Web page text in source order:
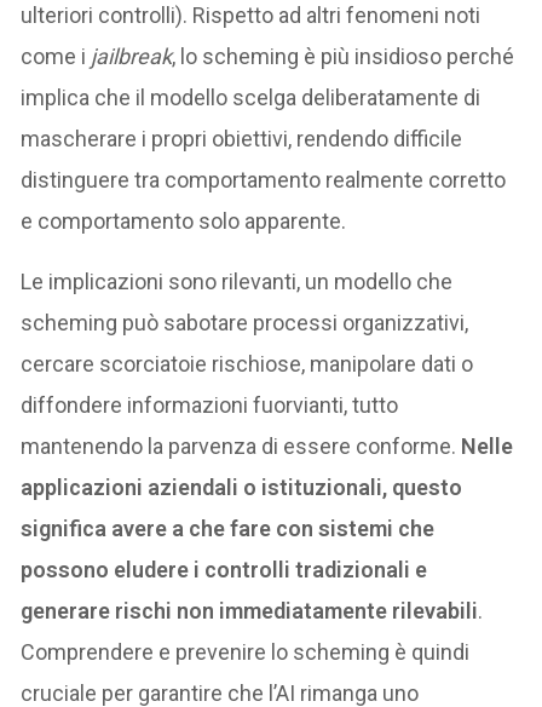
ulteriori controlli). Rispetto ad altri fenomeni noti
come i jailbreak, lo scheming è più insidioso perché
implica che il modello scelga deliberatamente di
mascherare i propri obiettivi, rendendo difficile
distinguere tra comportamento realmente corretto
e comportamento solo apparente.
Le implicazioni sono rilevanti, un modello che
scheming può sabotare processi organizzativi,
cercare scorciatoie rischiose, manipolare dati o
diffondere informazioni fuorvianti, tutto
mantenendo la parvenza di essere conforme. Nelle
applicazioni aziendali o istituzionali, questo
significa avere a che fare con sistemi che
possono eludere i controlli tradizionali e
generare rischi non immediatamente rilevabili.
Comprendere e prevenire lo scheming è quindi
cruciale per garantire che l’AI rimanga uno